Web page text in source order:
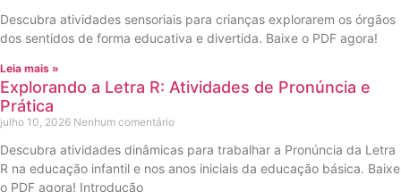
Descubra atividades sensoriais para crianças explorarem os órgãos
dos sentidos de forma educativa e divertida. Baixe o PDF agora!
Leia mais »
Explorando a Letra R: Atividades de Pronúncia e
Prática
julho 10, 2026 Nenhum comentário
Descubra atividades dinâmicas para trabalhar a Pronúncia da Letra
R na educação infantil e nos anos iniciais da educação básica. Baixe
o PDF agora! Introdução